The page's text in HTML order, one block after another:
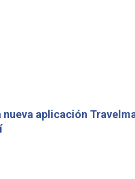
nueva aplicación